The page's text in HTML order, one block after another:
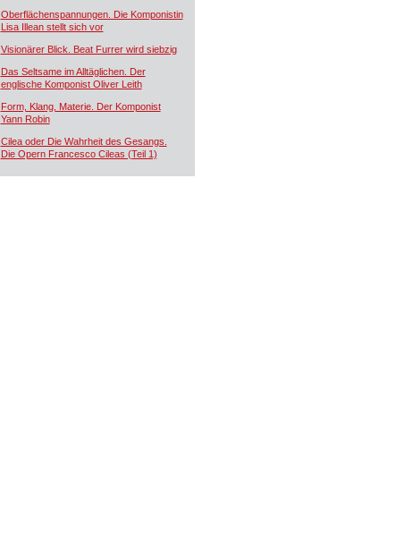
Oberflächenspannungen. Die Komponistin
Lisa Illean stellt sich vor
Visionärer Blick. Beat Furrer wird siebzig
Das Seltsame im Alltäglichen. Der
englische Komponist Oliver Leith
Form, Klang, Materie. Der Komponist
Yann Robin
Cilea oder Die Wahrheit des Gesangs.
Die Opern Francesco Cileas (Teil 1)